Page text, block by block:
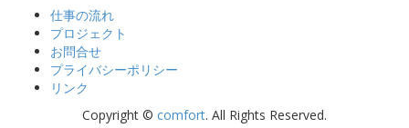
仕事の流れ
プロジェクト
お問合せ
プライバシーポリシー
リンク
Copyright © comfort. All Rights Reserved.